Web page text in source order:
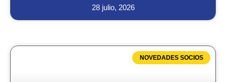
28 julio, 2026
NOVEDADES SOCIOS